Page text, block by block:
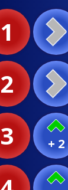
1
2
3 + 2